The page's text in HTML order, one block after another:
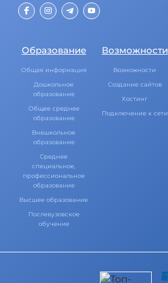
Образование
Общая информация
Дошкольное
образование
Общее среднее
образование
Внешкольное
образование
Среднее
специальное,
профессиональное
образование
Высшее образование
Послевузовское
обучение
Возможности
Возможности
Создание сайтов
Хостинг
Подключение к сети